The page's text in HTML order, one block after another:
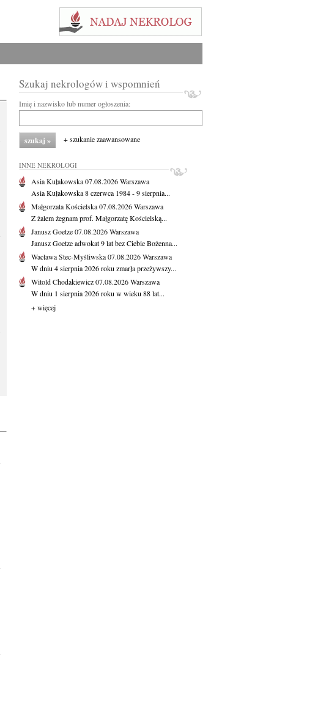
Szukaj nekrologów i wspomnień
Imię i nazwisko lub numer ogłoszenia:
+ szukanie zaawansowane
INNE NEKROLOGI
Asia Kułakowska07.08.2026Warszawa
Asia Kułakowska 8 czerwca 1984 - 9 sierpnia...
Małgorzata Kościelska07.08.2026Warszawa
Z żalem żegnam prof. Małgorzatę Kościelską...
Janusz Goetze07.08.2026Warszawa
Janusz Goetze adwokat 9 lat bez Ciebie Bożenna...
Wacława Stec-Myśliwska07.08.2026Warszawa
W dniu 4 sierpnia 2026 roku zmarła przeżywszy...
Witold Chodakiewicz07.08.2026Warszawa
W dniu 1 sierpnia 2026 roku w wieku 88 lat...
+ więcej